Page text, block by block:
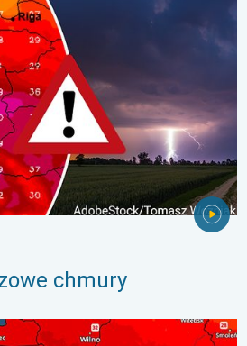
Niebezpieczna pogoda. . .
chmury
i burze. Ekstremalnie gorąco. . .